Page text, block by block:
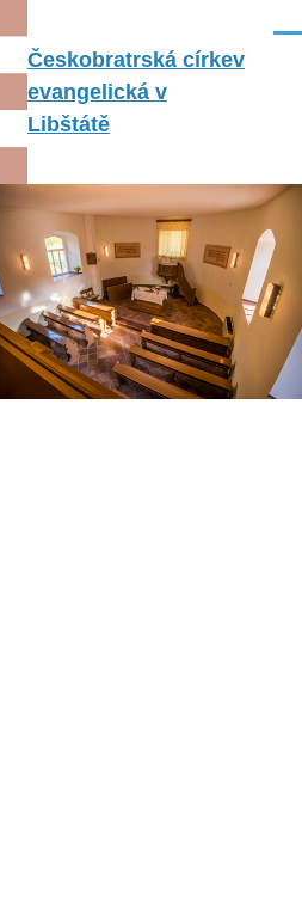
Českobratrská církev
evangelická v
Libštátě